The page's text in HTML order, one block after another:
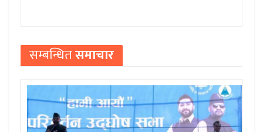
सम्बन्धितसमाचार